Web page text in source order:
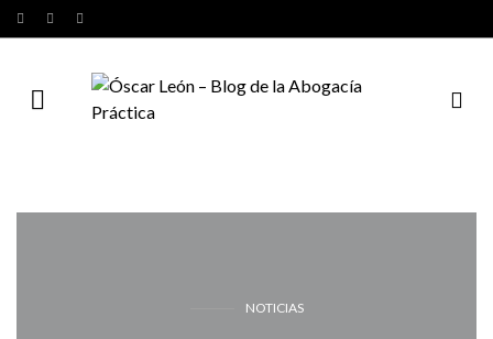
NOTICIAS